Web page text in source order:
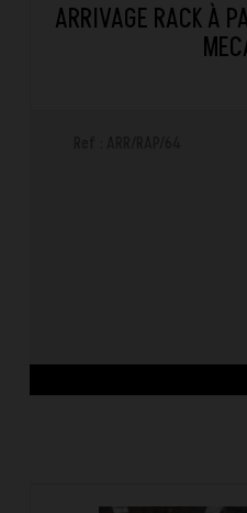
ARRIVAGE RACK À